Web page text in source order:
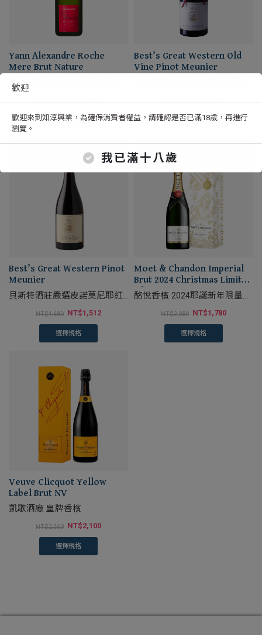
歡迎
歡迎來到知淳興業，為確保消費者權益，請確認是否已滿18歲，再進行
瀏覽。
我已滿十八歲
Yann Alexandre Roche
Mere Brut Nature
揚 · 亞歷山大 紅本無添糖香檳
選擇規格
Best’s Great Western Old
Vine Pinot Meunier
選擇規格
Best’s Great Western Pinot
Meunier
貝斯特酒莊嚴選皮諾莫尼耶紅
NT$1,680 NT$1,512
選擇規格
Moet & Chandon Imperial
Brut 2024 Christmas Limited
Edition
酩悅香檳 2024耶誕新年限量禮
NT$2,080 NT$1,780
選擇規格
Veuve Clicquot Yellow
Label Brut NV
凱歌酒廠 皇牌香檳
NT$2,260 NT$2,100
選擇規格